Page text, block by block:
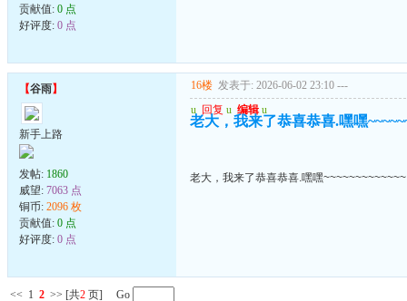
贡献值: 0 点
好评度: 0 点
【谷雨】
新手上路
发帖: 1860
威望: 7063 点
铜币: 2096 枚
贡献值: 0 点
好评度: 0 点
16楼 发表于: 2026-06-02 23:10 ---
u 回复 u 编辑 u
老大，我来了恭喜恭喜.嘿嘿
老大，我来了恭喜恭喜.嘿嘿~~~~~~~~~~~~~
<< 1 2 >> [共2 页] Go